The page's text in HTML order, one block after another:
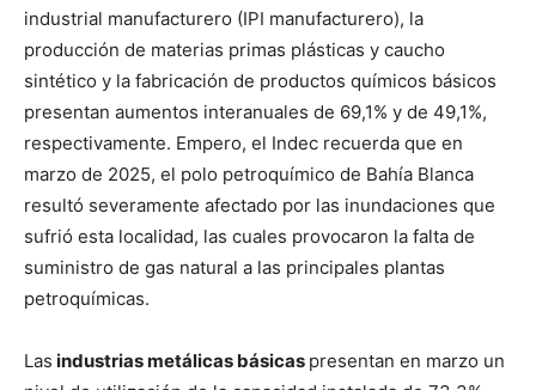
industrial manufacturero (IPI manufacturero), la
producción de materias primas plásticas y caucho
sintético y la fabricación de productos químicos básicos
presentan aumentos interanuales de 69,1% y de 49,1%,
respectivamente. Empero, el Indec recuerda que en
marzo de 2025, el polo petroquímico de Bahía Blanca
resultó severamente afectado por las inundaciones que
sufrió esta localidad, las cuales provocaron la falta de
suministro de gas natural a las principales plantas
petroquímicas.
Las industrias metálicas básicas presentan en marzo un